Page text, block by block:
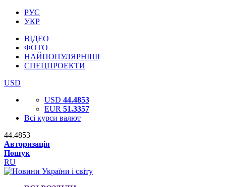
РУС
УКР
ВІДЕО
ФОТО
НАЙПОПУЛЯРНІШІ
СПЕЦПРОЕКТИ
USD
USD 44.4853
EUR 51.3357
Всі курси валют
44.4853
Авторизація
Пошук
RU